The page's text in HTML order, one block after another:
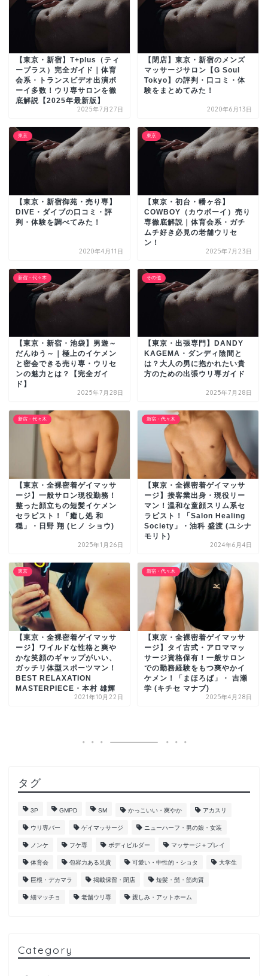
【東京・新宿】T+plus（ティ
ープラス）完全ガイド｜体育
会系・トランスビデオ出演ボ
ーイ多数！ウリ専サロンを徹
底解説【2025年最新版】
2025年7月27日
【閉店】東京・新宿のメンズ
マッサージサロン【G Soul
Tokyo】の評判・口コミ・体
験をまとめてみた！
2020年6月13日
東京
【東京・新宿御苑・売り専】
DIVE・ダイブの口コミ・評
判・体験を調べてみた！
2020年4月11日
東京
【東京・初台・幡ヶ谷】
COWBOY（カウボーイ）売り
専徹底解説｜体育会系・ガチ
ムチ好き必見の老舗ウリセ
ン！
2025年7月23日
新宿・代々木
【東京・新宿・池袋】男遊～
だんゆう～｜極上のイケメン
と密会できる売り専・ウリセ
ンの魅力とは？【完全ガイ
ド】
2025年7月28日
その他
【東京・出張専門】DANDY
KAGEMA・ダンディ陰間と
は？大人の男に抱かれたい貴
方のための出張ウリ専ガイド
2025年7月28日
新宿・代々木
【東京・全裸密着ゲイマッサ
ージ】一般サロン現役勤務！
整った顔立ちの短髪イケメン
セラピスト！「癒し処 和
穏」・日野 翔 (ヒノ ショウ)
2025年1月26日
新宿・代々木
【東京・全裸密着ゲイマッサ
ージ】接客業出身・現役リー
マン！温和な童顔スリム系セ
ラピスト！「Salon Healing
Society」・油科 盛渡 (ユシナ
モリト)
2024年6月4日
東京
【東京・全裸密着ゲイマッサ
ージ】ワイルドな性格と爽や
かな笑顔のギャップがいい、
ガッチリ体型スポーツマン！
BEST RELAXATION
MASTERPIECE・本村 雄輝
2021年10月22日
新宿・代々木
【東京・全裸密着ゲイマッサ
ージ】タイ古式・アロママッ
サージ資格保有！一般サロン
での勤務経験をもつ爽やかイ
ケメン！「まほろば」・ 吉瀬
学 (キチセ マナブ)
2025年4月28日
タグ
3P GMPD SM かっこいい・爽やか アカスリ
ウリ専バー ゲイマッサージ ニューハーフ・男の娘・女装
ノンケ フケ専 ボディビルダー マッサージ＋プレイ
体育会 包容力ある兄貴 可愛い・中性的・ショタ 大学生
巨根・デカマラ 掲載保留・閉店 短髪・髭・筋肉質
細マッチョ 老舗ウリ専 親しみ・アットホーム
Category